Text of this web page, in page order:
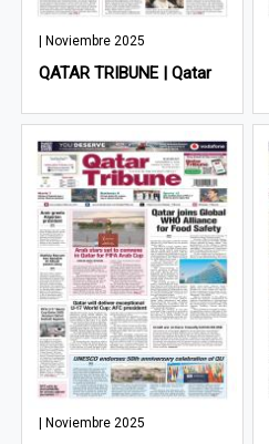
| Noviembre 2025
QATAR TRIBUNE | Qatar
| Noviembre 2025